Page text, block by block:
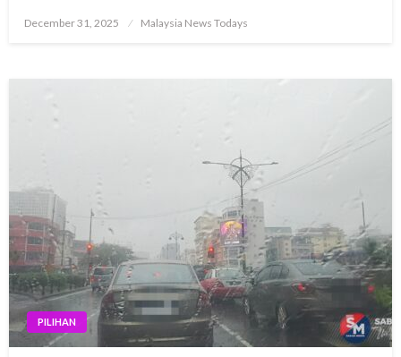
Posted
December 31, 2025 Malaysia News Todays
PILIHAN